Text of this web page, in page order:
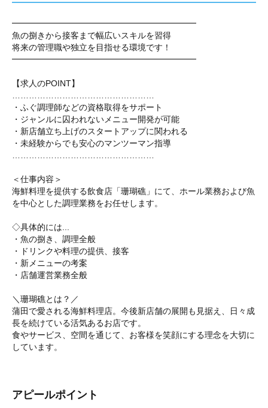
━━━━━━━━━━━━━━━━━━━━━━
魚の捌きから接客まで幅広いスキルを習得
将来の管理職や独立を目指せる環境です！
━━━━━━━━━━━━━━━━━━━━━━
【求人のPOINT】
・ふぐ調理師などの資格取得をサポート
・ジャンルに囚われないメニュー開発が可能
・新店舗立ち上げのスタートアップに関われる
・未経験からでも安心のマンツーマン指導
＜仕事内容＞
海鮮料理を提供する飲食店「珊瑚礁」にて、ホール業務および魚
を中心とした調理業務をお任せします。
◇具体的には...
・魚の捌き、調理全般
・ドリンクや料理の提供、接客
・新メニューの考案
・店舗運営業務全般
＼珊瑚礁とは？／
蒲田で愛される海鮮料理店。今後新店舗の展開も見据え、日々成
長を続けている活気あるお店です。
食やサービス、空間を通じて、お客様を笑顔にする理念を大切に
しています。
アピールポイント